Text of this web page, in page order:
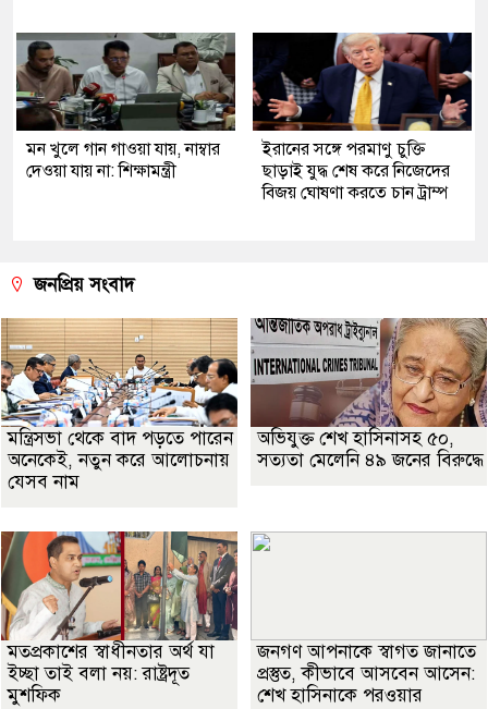
মন খুলে গান গাওয়া যায়, নাম্বার
দেওয়া যায় না: শিক্ষামন্ত্রী
ইরানের সঙ্গে পরমাণু চুক্তি
ছাড়াই যুদ্ধ শেষ করে নিজেদের
বিজয় ঘোষণা করতে চান ট্রাম্প
জনপ্রিয় সংবাদ
মন্ত্রিসভা থেকে বাদ পড়তে পারেন
অনেকেই, নতুন করে আলোচনায়
যেসব নাম
অভিযুক্ত শেখ হাসিনাসহ ৫০,
সত্যতা মেলেনি ৪৯ জনের বিরুদ্ধে
মতপ্রকাশের স্বাধীনতার অর্থ যা
ইচ্ছা তাই বলা নয়: রাষ্ট্রদূত
মুশফিক
জনগণ আপনাকে স্বাগত জানাতে
প্রস্তুত, কীভাবে আসবেন আসেন:
শেখ হাসিনাকে পরওয়ার